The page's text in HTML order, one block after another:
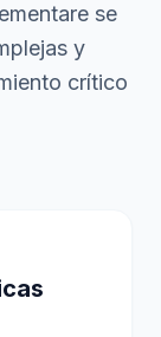
se
y
crítico